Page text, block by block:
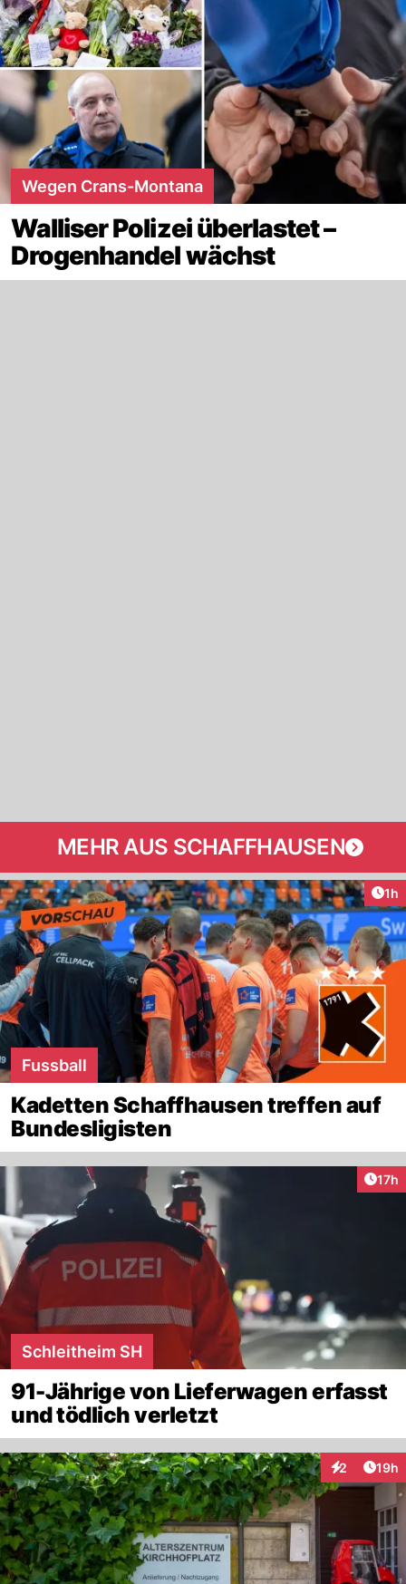
Wegen Crans-Montana
Walliser Polizei überlastet –
Drogenhandel wächst
MEHR AUS SCHAFFHAUSEN
1h
Fussball
Kadetten Schaffhausen treffen auf
Bundesligisten
17h
Schleitheim SH
91-Jährige von Lieferwagen erfasst
und tödlich verletzt
2
Interaktionen
19h